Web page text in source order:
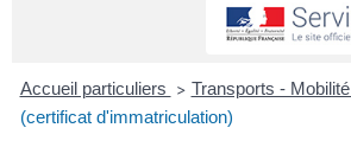
Accueil particuliers > Transports - Mobilité
(certificat d'immatriculation)